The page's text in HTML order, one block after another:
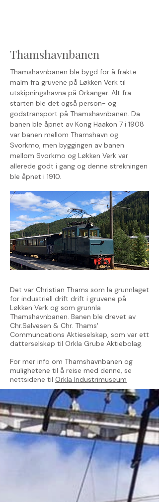
Thamshavnbanen
Thamshavnbanen ble bygd for å frakte
malm fra gruvene på Løkken Verk til
utskipningshavna på Orkanger. Alt fra
starten ble det også person- og
godstransport på Thamshavnbanen. Da
banen ble åpnet av Kong Haakon 7 i 1908
var banen mellom Thamshavn og
Svorkmo, men byggingen av banen
mellom Svorkmo og Løkken Verk var
allerede godt i gang og denne strekningen
ble åpnet i 1910.
Det var Christian Thams som la grunnlaget
for industriell drift drift i gruvene på
Løkken Verk og som grunnla
Thamshavnbanen. Banen ble drevet av
Chr.Salvesen & Chr. Thams'
Communcations Aktieselskap, som var ett
datterselskap til Orkla Grube Aktiebolag.
For mer info om Thamshavnbanen og
mulighetene til å reise med denne, se
nettsidene til Orkla Industrimuseum